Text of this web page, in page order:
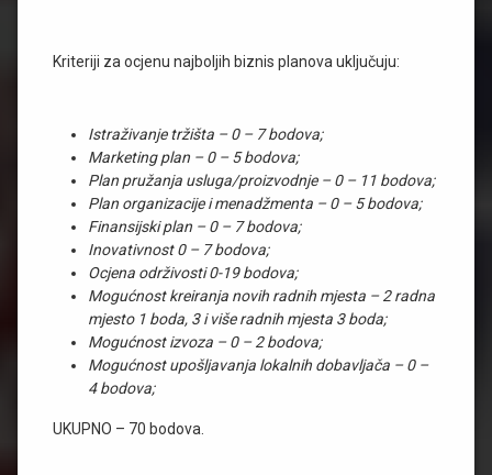
Kriteriji za ocjenu najboljih biznis planova uključuju:
Istraživanje tržišta – 0 – 7 bodova;
Marketing plan – 0 – 5 bodova;
Plan pružanja usluga/proizvodnje – 0 – 11 bodova;
Plan organizacije i menadžmenta – 0 – 5 bodova;
Finansijski plan – 0 – 7 bodova;
Inovativnost 0 – 7 bodova;
Ocjena održivosti 0-19 bodova;
Mogućnost kreiranja novih radnih mjesta – 2 radna
mjesto 1 boda, 3 i više radnih mjesta 3 boda;
Mogućnost izvoza – 0 – 2 bodova;
Mogućnost upošljavanja lokalnih dobavljača – 0 –
4 bodova;
UKUPNO – 70 bodova.